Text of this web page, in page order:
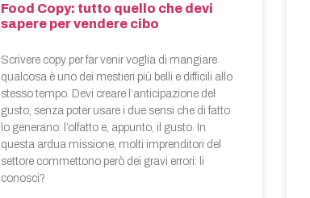
Food Copy: tutto quello che devi
sapere per vendere cibo
Scrivere copy per far venir voglia di mangiare
qualcosa è uno dei mestieri più belli e difficili allo
stesso tempo. Devi creare l’anticipazione del
gusto, senza poter usare i due sensi che di fatto
lo generano: l’olfatto e, appunto, il gusto. In
questa ardua missione, molti imprenditori del
settore commettono però dei gravi errori: li
conosci?